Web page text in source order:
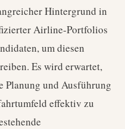
Hintergrund in
Airline-Portfolios
um diesen
Es wird erwartet,
Planung und Ausführung
effektiv zu